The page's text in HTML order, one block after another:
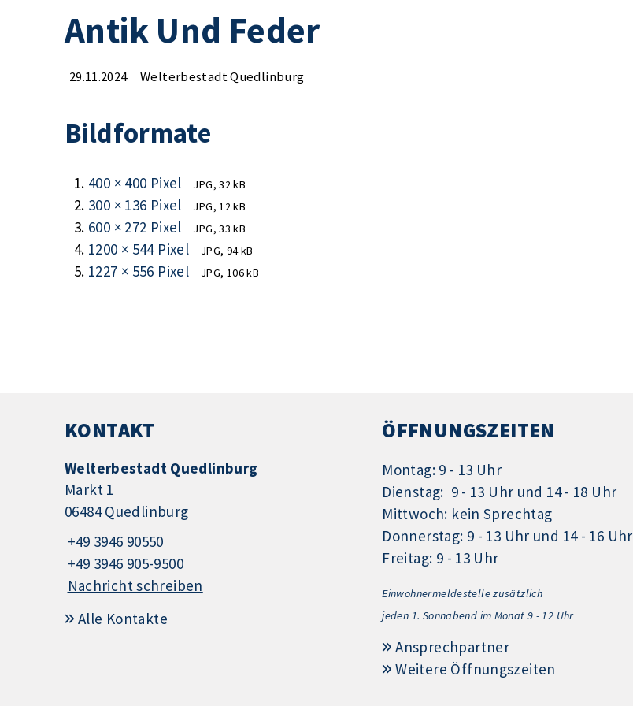
Antik Und Feder
29.11.2024 Welterbestadt Quedlinburg
Bildformate
400 × 400 Pixel JPG, 32 kB
300 × 136 Pixel JPG, 12 kB
600 × 272 Pixel JPG, 33 kB
1200 × 544 Pixel JPG, 94 kB
1227 × 556 Pixel JPG, 106 kB
KONTAKT
Welterbestadt Quedlinburg
Markt 1
06484 Quedlinburg
+49 3946 90550
+49 3946 905-9500
Nachricht schreiben
Alle Kontakte
ÖFFNUNGSZEITEN
Montag: 9 - 13 Uhr
Dienstag: 9 - 13 Uhr und 14 - 18 Uhr
Mittwoch: kein Sprechtag
Donnerstag: 9 - 13 Uhr und 14 - 16 Uhr
Freitag: 9 - 13 Uhr
Einwohnermeldestelle zusätzlich
jeden 1. Sonnabend im Monat 9 - 12 Uhr
Ansprechpartner
Weitere Öffnungszeiten